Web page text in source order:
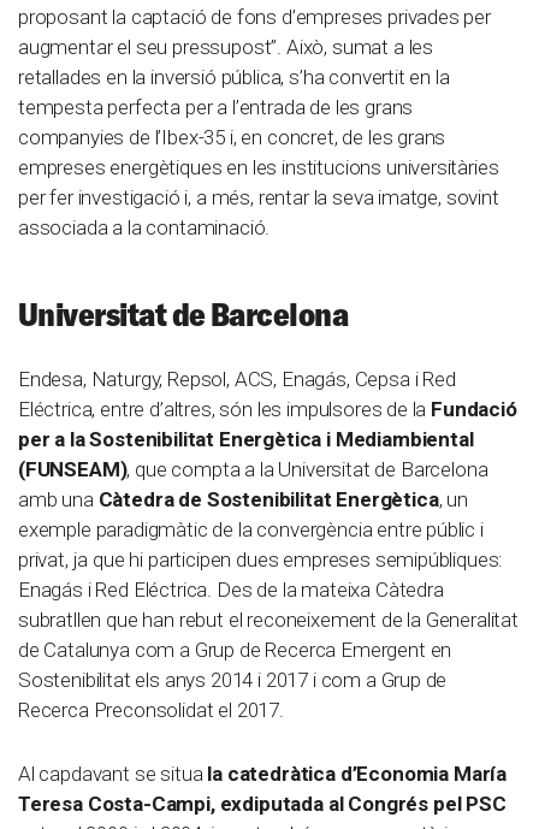
proposant la captació de fons d’empreses privades per
augmentar el seu pressupost”. Això, sumat a les
retallades en la inversió pública, s’ha convertit en la
tempesta perfecta per a l’entrada de les grans
companyies de l’Ibex-35 i, en concret, de les grans
empreses energètiques en les institucions universitàries
per fer investigació i, a més, rentar la seva imatge, sovint
associada a la contaminació.
Universitat de Barcelona
Endesa, Naturgy, Repsol, ACS, Enagás, Cepsa i Red
Eléctrica, entre d’altres, són les impulsores de la Fundació
per a la Sostenibilitat Energètica i Mediambiental
(FUNSEAM), que compta a la Universitat de Barcelona
amb una Càtedra de Sostenibilitat Energètica, un
exemple paradigmàtic de la convergència entre públic i
privat, ja que hi participen dues empreses semipúbliques:
Enagás i Red Eléctrica. Des de la mateixa Càtedra
subratllen que han rebut el reconeixement de la Generalitat
de Catalunya com a Grup de Recerca Emergent en
Sostenibilitat els anys 2014 i 2017 i com a Grup de
Recerca Preconsolidat el 2017.
Al capdavant se situa la catedràtica d’Economia María
Teresa Costa-Campi, exdiputada al Congrés pel PSC